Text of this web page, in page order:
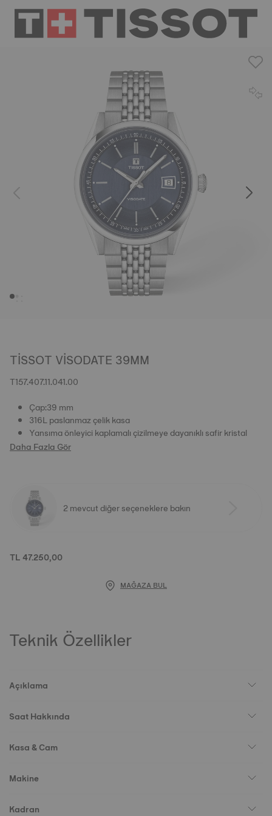
TISSOT VISODATE 39MM
T157.407.11.041.00
Çap:39 mm
316L paslanmaz çelik kasa
Yansıma önleyici kaplamalı çizilmeye dayanıklı safir kristal
Daha Fazla Gör
2 mevcut diğer seçeneklere bakın
TL 47.250,00
MAĞAZA BUL
Teknik Özellikler
Açıklama
Saat Hakkında
Kasa & Cam
Makine
Kadran